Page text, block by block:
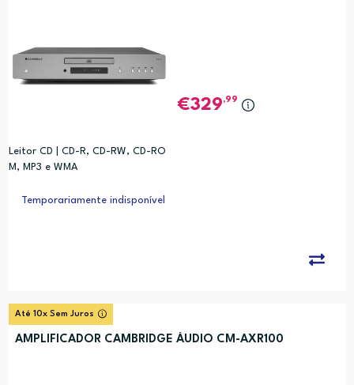
Leitor CD | CD-R, CD-RW, CD-RO
M, MP3 e WMA
329,99
Temporariamente indisponível
Até 10x Sem Juros
AMPLIFICADOR CAMBRIDGE ÁUDIO CM-AXR100